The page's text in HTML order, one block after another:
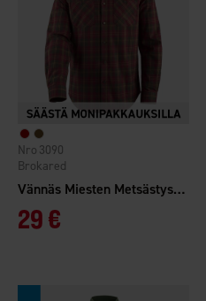
Vännäs Miesten Metsästyspaita
Brokared
3090
29 €